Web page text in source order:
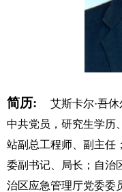
简历:
艾斯卡尔·吾
中共党员，研究生学历
站副总工程师、副主任
委副书记、局长；自治
治区应急管理厅党委委